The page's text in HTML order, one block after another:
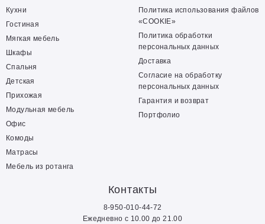
Кухни
Гостиная
Мягкая мебель
Шкафы
Спальня
Детская
Прихожая
Модульная мебель
Офис
Комоды
Матрасы
Мебель из ротанга
Политика использования файлов
«COOKIE»
Политика обработки
персональных данных
Доставка
Согласие на обработку
персональных данных
Гарантия и возврат
Портфолио
Контакты
8-950-010-44-72
Ежедневно с 10.00 до 21.00